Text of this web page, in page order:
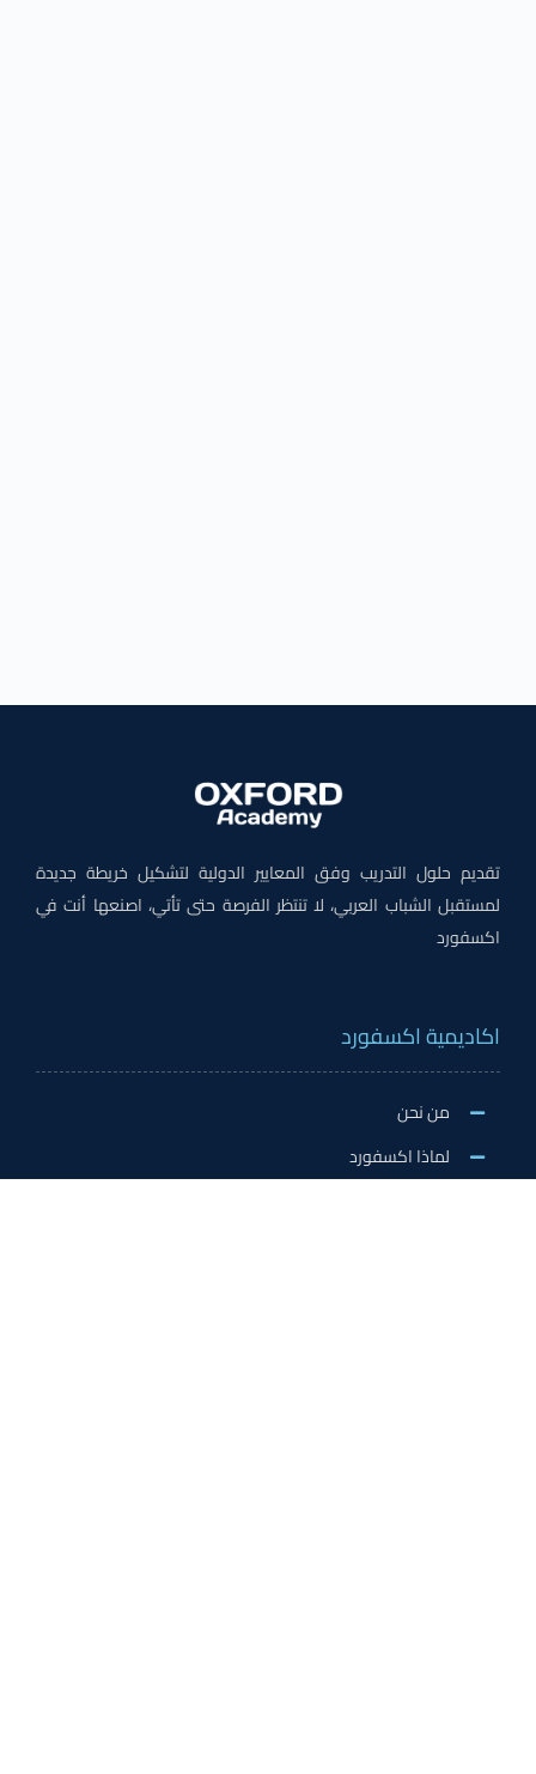
تقديم حلول التدريب وفق المعايير الدولية لتشكيل خريطة جديدة
لمستقبل الشباب العربي، لا تنتظر الفرصة حتى تأتي، اصنعها أنت في
اكسفورد
اكاديمية اكسفورد
من نحن
لماذا اكسفورد